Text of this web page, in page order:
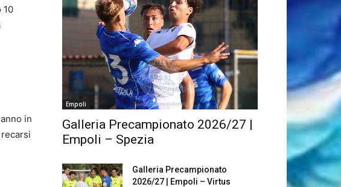
10
in
Empoli
Galleria Precampionato 2026/27 |
Empoli – Spezia
Galleria Precampionato
2026/27 | Empoli – Virtus